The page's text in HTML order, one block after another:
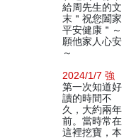
給周先生的文
末＂祝您闔家
平安健康＂～
願他家人心安
～
2024/1/7 強
第一次知道好
讀的時間不
久，大約兩年
前。當時常在
這裡挖寶，本